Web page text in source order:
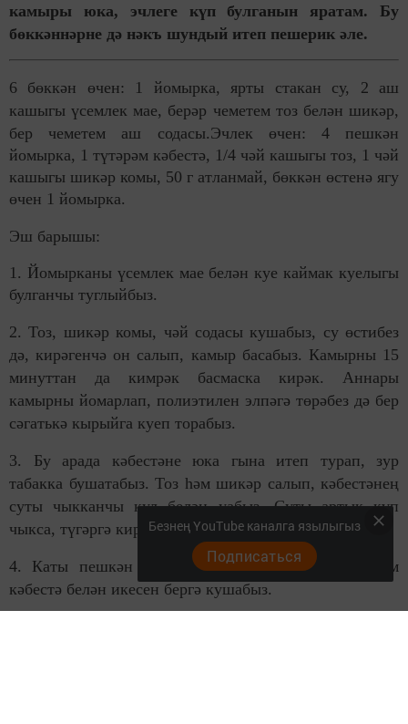
камыры юка, эчлеге күп булганын яратам. Бу
бөккәннәрне дә нәкъ шундый итеп пешерик әле.
6 бөккән өчен: 1 йомырка, ярты стакан су, 2 аш
кашыгы үсемлек мае, берәр чеметем тоз белән шикәр,
бер чеметем аш содасы.Эчлек өчен: 4 пешкән
йомырка, 1 түтәрәм кәбестә, 1/4 чәй кашыгы тоз, 1 чәй
кашыгы шикәр комы, 50 г атланмай, бөккән өстенә ягу
өчен 1 йомырка.
Эш барышы:
1. Йомырканы үсемлек мае белән куе каймак куелыгы
булганчы туглыйбыз.
2. Тоз, шикәр комы, чәй содасы кушабыз, су өстибез
дә, кирәгенчә он салып, камыр басабыз. Камырны 15
минуттан да кимрәк басмаска кирәк. Аннары
камырны йомарлап, полиэтилен элпәгә төрәбез дә бер
сәгатькә кырыйга куеп торабыз.
3. Бу арада кәбестәне юка гына итеп турап, зур
табакка бушатабыз. Тоз һәм шикәр салып, кәбестәнең
суты чыкканчы кул белән уабыз. Суты артык күп
чыкса, түгәргә кирәк булыр.
4. Каты пешкән йомырканы ваклап турыйбыз һәм
кәбестә белән икесен бергә кушабыз.
Безнең YouTube каналга язылыгыз
Подписаться